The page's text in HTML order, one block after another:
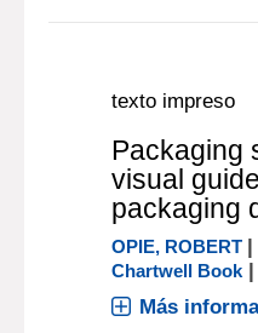
Packaging
the
GORDON, G. A. |
UNIDO] : PIRA|
Más